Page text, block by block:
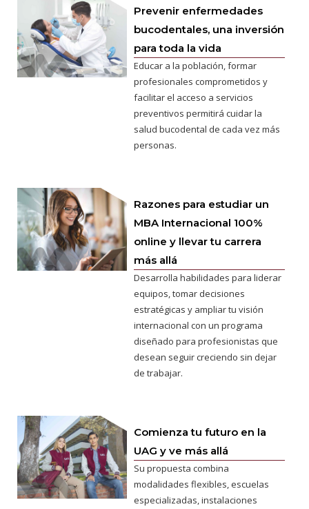
Prevenir enfermedades
bucodentales, una inversión
para toda la vida
Educar a la población, formar
profesionales comprometidos y
facilitar el acceso a servicios
preventivos permitirá cuidar la
salud bucodental de cada vez más
personas.
Razones para estudiar un
MBA Internacional 100%
online y llevar tu carrera
más allá
Desarrolla habilidades para liderar
equipos, tomar decisiones
estratégicas y ampliar tu visión
internacional con un programa
diseñado para profesionistas que
desean seguir creciendo sin dejar
de trabajar.
Comienza tu futuro en la
UAG y ve más allá
Su propuesta combina
modalidades flexibles, escuelas
especializadas, instalaciones